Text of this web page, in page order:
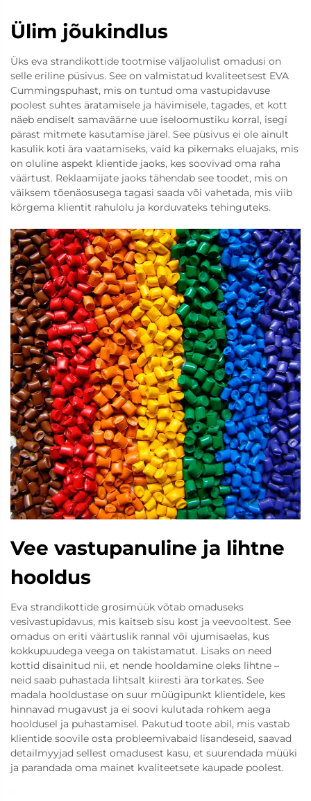
Ülim jõukindlus
Üks eva strandikottide tootmise väljaolulist omadusi on
selle eriline püsivus. See on valmistatud kvaliteetsest EVA
Cummingspuhast, mis on tuntud oma vastupidavuse
poolest suhtes äratamisele ja hävimisele, tagades, et kott
näeb endiselt samaväärne uue iseloomustiku korral, isegi
pärast mitmete kasutamise järel. See püsivus ei ole ainult
kasulik koti ära vaatamiseks, vaid ka pikemaks eluajaks, mis
on oluline aspekt klientide jaoks, kes soovivad oma raha
väärtust. Reklaamijate jaoks tähendab see toodet, mis on
väiksem tõenäosusega tagasi saada või vahetada, mis viib
kõrgema klientit rahulolu ja korduvateks tehinguteks.
Vee vastupanuline ja lihtne
hooldus
Eva strandikottide grosimüük võtab omaduseks
vesivastupidavus, mis kaitseb sisu kost ja veevooltest. See
omadus on eriti väärtuslik rannal või ujumisaelas, kus
kokkupuudega veega on takistamatut. Lisaks on need
kottid disainitud nii, et nende hooldamine oleks lihtne –
neid saab puhastada lihtsalt kiiresti ära torkates. See
madala hooldustase on suur müügipunkt klientidele, kes
hinnavad mugavust ja ei soovi kulutada rohkem aega
hooldusel ja puhastamisel. Pakutud toote abil, mis vastab
klientide soovile osta probleemivabaid lisandeseid, saavad
detailmyyjad sellest omadusest kasu, et suurendada müüki
ja parandada oma mainet kvaliteetsete kaupade poolest.